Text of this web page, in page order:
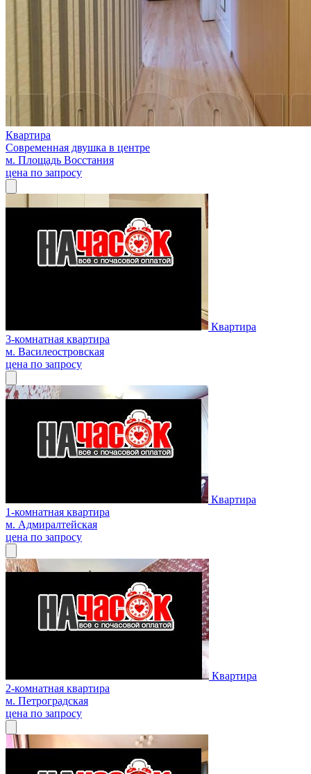
Квартира
Современная двушка в центре
м. Площадь Восстания
цена по запросу
Квартира
3-комнатная квартира
м. Василеостровская
цена по запросу
Квартира
1-комнатная квартира
м. Адмиралтейская
цена по запросу
Квартира
2-комнатная квартира
м. Петроградская
цена по запросу